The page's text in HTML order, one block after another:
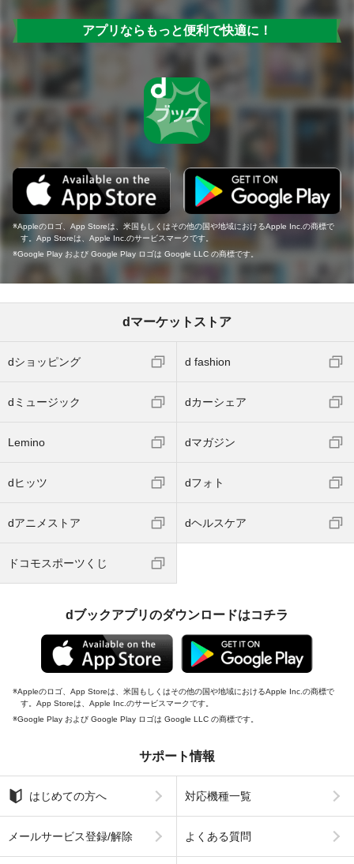
アプリならもっと便利で快適に！
Appleのロゴ、App Storeは、米国もしくはその他の国や地域におけるApple Inc.の商標で
す。App Storeは、Apple Inc.のサービスマークです。
Google Play および Google Play ロゴは Google LLC の商標です。
dマーケットストア
dショッピング d fashion
dミュージック dカーシェア
Lemino dマガジン
dヒッツ dフォト
dアニメストア dヘルスケア
ドコモスポーツくじ
dブックアプリのダウンロードはコチラ
Appleのロゴ、App Storeは、米国もしくはその他の国や地域におけるApple Inc.の商標で
す。App Storeは、Apple Inc.のサービスマークです。
Google Play および Google Play ロゴは Google LLC の商標です。
サポート情報
はじめての方へ 対応機種一覧
メールサービス登録/解除 よくある質問